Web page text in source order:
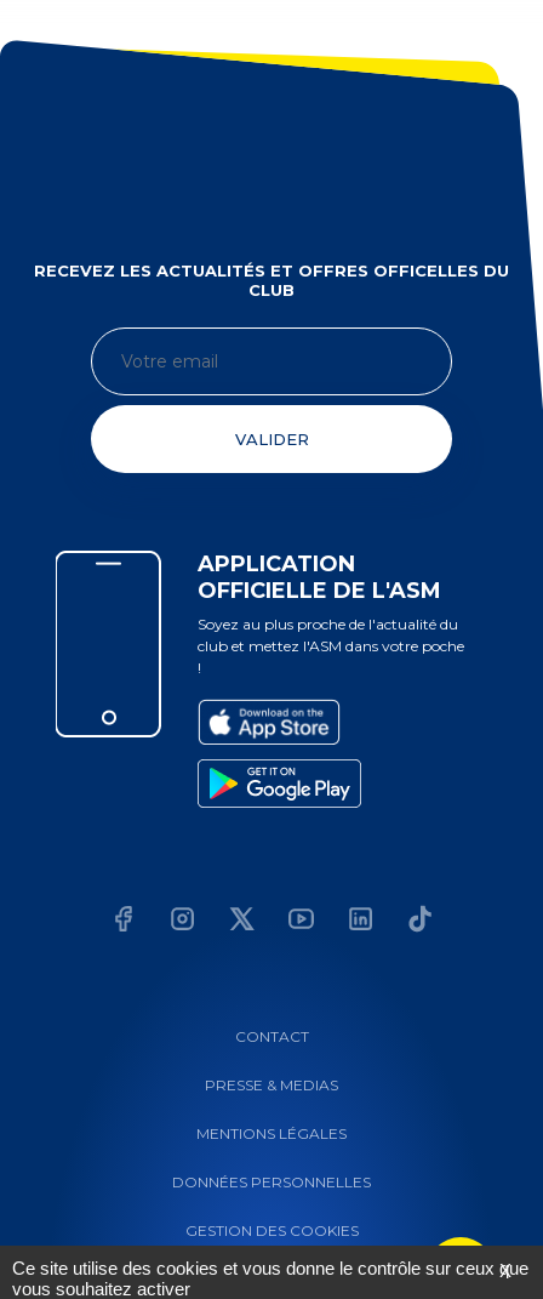
RECEVEZ LES ACTUALITÉS ET OFFRES OFFICELLES DU
CLUB
VALIDER
APPLICATION
OFFICIELLE DE L'ASM
Soyez au plus proche de l'actualité du
club et mettez l'ASM dans votre poche
!
CONTACT
PRESSE & MEDIAS
MENTIONS LÉGALES
DONNÉES PERSONNELLES
GESTION DES COOKIES
X
Ce site utilise des cookies et vous donne le contrôle sur ceux que
vous souhaitez activer